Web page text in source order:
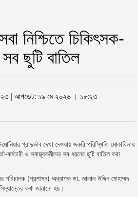
নিশ্চিতে চিকিৎসক-
সব ছুটি বাতিল
| আপডেট: ১৯ মে ২০২৬ । ১৮:২৩
প্রাদুর্ভাব দেখা দেওয়ায় জরুরি পরিস্থিতি মোকাবিলায়
কর্মচারী ও স্বাস্থ্যকর্মীদের সব ধরনের ছুটি বাতিল করা
পরিচালক (প্রশাসন) অধ্যাপক ডা. জালাল উদ্দিন মোহাম্মদ
কথা জানানো হয়।